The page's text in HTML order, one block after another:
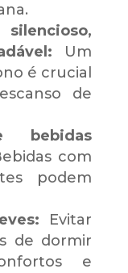
Um
é crucial
de
com
podem
Evitar
de dormir
e